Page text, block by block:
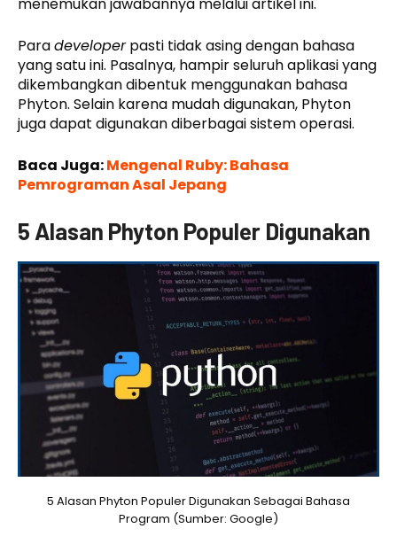
Paradeveloperpasti tidak asing dengan bahasa
yang satu ini. Pasalnya, hampir seluruh aplikasi yang
dikembangkan dibentuk menggunakan bahasa
Phyton. Selain karena mudah digunakan, Phyton
juga dapat digunakan diberbagai sistem operasi.
Baca Juga:Mengenal Ruby: Bahasa
Pemrograman Asal Jepang
5 Alasan Phyton Populer Digunakan
5 Alasan Phyton Populer Digunakan Sebagai Bahasa
Program (Sumber: Google)